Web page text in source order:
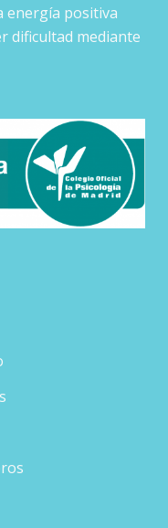
energía positiva
dificultad mediante